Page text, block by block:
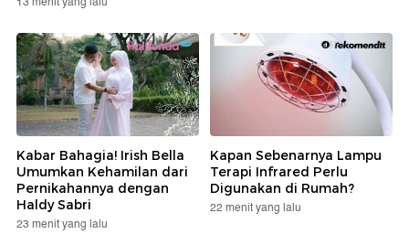
Kabar Bahagia! Irish Bella
Umumkan Kehamilan dari
Pernikahannya dengan
Haldy Sabri
23 menit yang lalu
Kapan Sebenarnya Lampu
Terapi Infrared Perlu
Digunakan di Rumah?
22 menit yang lalu